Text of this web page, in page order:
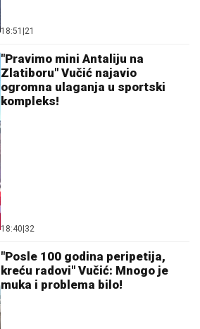
18:51 21
"Pravimo mini Antaliju na
Zlatiboru" Vučić najavio
ogromna ulaganja u sportski
kompleks!
18:40 32
"Posle 100 godina peripetija,
kreću radovi" Vučić: Mnogo je
muka i problema bilo!